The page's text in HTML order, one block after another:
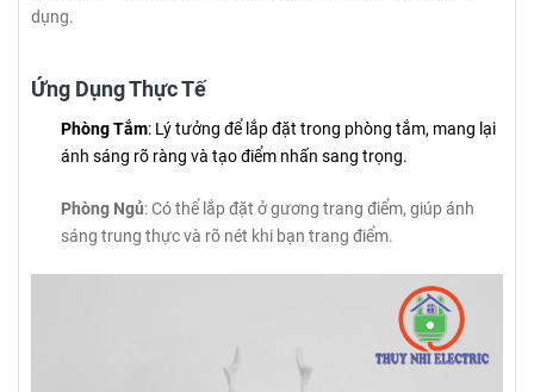
dụng.
Ứng Dụng Thực Tế
Phòng Tắm: Lý tưởng để lắp đặt trong phòng tắm, mang lại
ánh sáng rõ ràng và tạo điểm nhấn sang trọng.
Phòng Ngủ: Có thể lắp đặt ở gương trang điểm, giúp ánh
sáng trung thực và rõ nét khi bạn trang điểm.